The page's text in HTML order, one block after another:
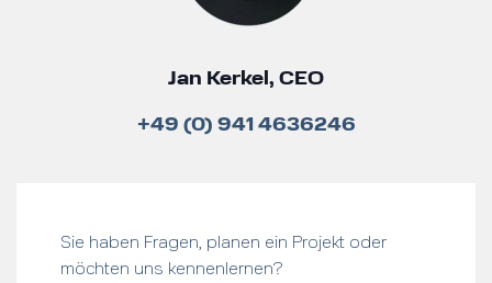
Jan Kerkel, CEO
+49 (0) 941 4636246
Sie haben Fragen, planen ein Projekt oder
möchten uns kennenlernen?